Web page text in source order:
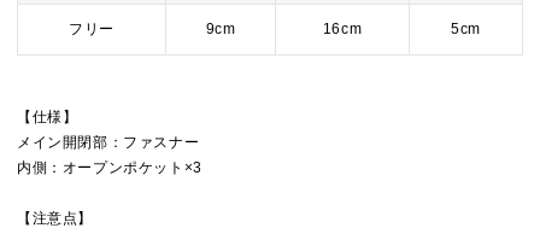
フリー 9cm 16cm 5cm
【仕様】
メイン開閉部：ファスナー
内側：オープンポケット×3
【注意点】